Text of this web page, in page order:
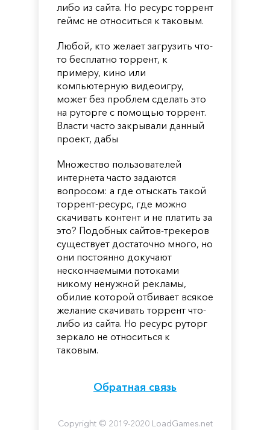
либо из сайта. Но ресурс торрент
геймс не относиться к таковым.
Любой, кто желает загрузить что-
то бесплатно торрент, к
примеру, кино или
компьютерную видеоигру,
может без проблем сделать это
на руторге с помощью торрент.
Власти часто закрывали данный
проект, дабы
Множество пользователей
интернета часто задаются
вопросом: а где отыскать такой
торрент-ресурс, где можно
скачивать контент и не платить за
это? Подобных сайтов-трекеров
существует достаточно много, но
они постоянно докучают
нескончаемыми потоками
никому ненужной рекламы,
обилие которой отбивает всякое
желание скачивать торрент что-
либо из сайта. Но ресурс руторг
зеркало не относиться к
таковым.
Обратная связь
Copyright © 2019-2020 LoadGames.net